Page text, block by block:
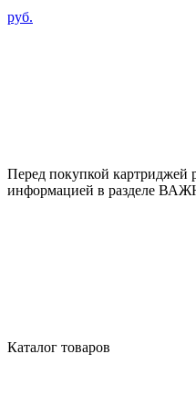
руб.
Перед покупкой картриджей
информацией в разделе
Каталог товаров